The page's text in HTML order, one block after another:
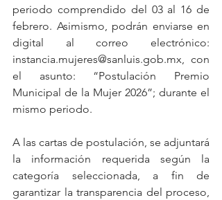
periodo comprendido del 03 al 16 de
febrero. Asimismo, podrán enviarse en
digital al correo electrónico:
instancia.mujeres@sanluis.gob.mx, con
el asunto: “Postulación Premio
Municipal de la Mujer 2026”; durante el
mismo periodo.
A las cartas de postulación, se adjuntará
la información requerida según la
categoría seleccionada, a fin de
garantizar la transparencia del proceso,